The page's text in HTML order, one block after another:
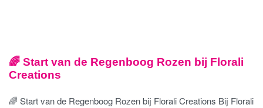
🌈 Start van de Regenboog Rozen bij Florali
Creations
🌈 Start van de Regenboog Rozen bij Florali Creations Bij Florali